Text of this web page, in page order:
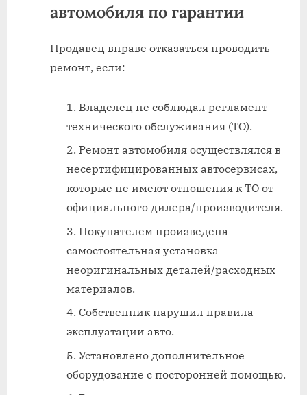
автомобиля по гарантии
Продавец вправе отказаться проводить
ремонт, если:
Владелец не соблюдал регламент
технического обслуживания (ТО).
Ремонт автомобиля осуществлялся в
несертифицированных автосервисах,
которые не имеют отношения к ТО от
официального дилера/производителя.
Покупателем произведена
самостоятельная установка
неоригинальных деталей/расходных
материалов.
Собственник нарушил правила
эксплуатации авто.
Установлено дополнительное
оборудование с посторонней помощью.